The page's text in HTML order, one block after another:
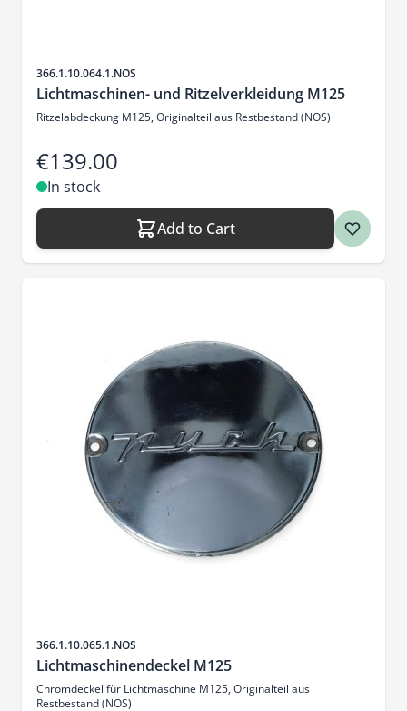
Sku
366.1.10.064.1.NOS
Lichtmaschinen- und Ritzelverkleidung M125
Ritzelabdeckung M125, Originalteil aus Restbestand (NOS)
€139.00
In stock
Add to Cart
Sku
366.1.10.065.1.NOS
Lichtmaschinendeckel M125
Chromdeckel für Lichtmaschine M125, Originalteil aus
Restbestand (NOS)